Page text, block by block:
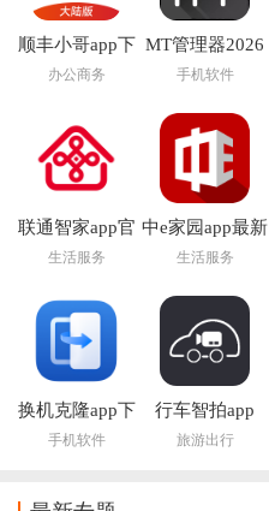
顺丰小哥app下
载
办公商务
MT管理器2026
官方最新版本
手机软件
联通智家app官
方正版
生活服务
中e家园app最新
版下载安装
生活服务
换机克隆app下
载
手机软件
行车智拍app
旅游出行